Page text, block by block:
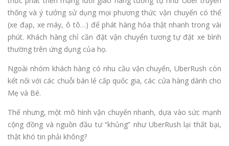
thống và ý tưởng sử dụng mọi phương thức vận chuyển có thể
(xe đạp, xe máy, ô tô…) để phát hàng hóa thật nhanh trong vài
phút. Khách hàng chỉ cần đặt vận chuyển tương tự đặt xe bình
thường trên ứng dụng của họ.
Ngoài nhóm khách hàng có nhu cầu vận chuyển, UberRush còn
kết nối với các chuỗi bán lẻ cấp quốc gia, các cửa hàng dành cho
Mẹ và Bé.
Thế nhưng, một mô hình vận chuyển nhanh, dựa vào sức mạnh
cộng đồng và nguồn đầu tư “khủng” như UberRush lại thất bại,
thật khó tin phải không?